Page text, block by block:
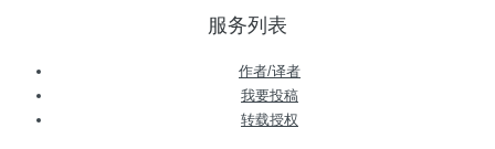
服务列表
作者/译者
我要投稿
转载授权